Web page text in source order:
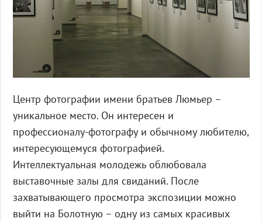
Центр фотографии имени братьев Люмьер –
уникальное место. Он интересен и
профессионалу-фотографу и обычному любителю,
интересующемуся фотографией.
Интеллектуальная молодежь облюбовала
выставочные залы для свиданий. После
захватывающего просмотра экспозиции можно
выйти на Болотную – одну из самых красивых